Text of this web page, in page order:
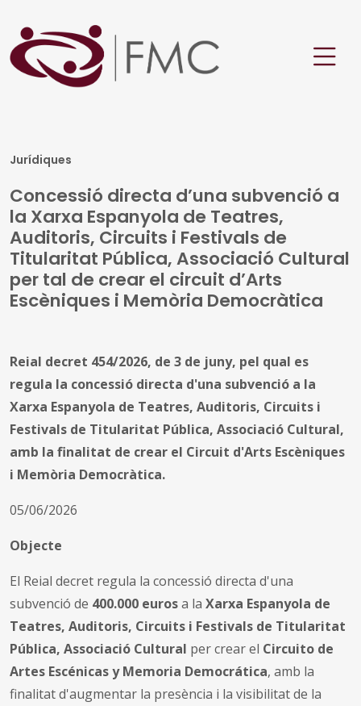
Jurídiques
Concessió directa d’una subvenció a
la Xarxa Espanyola de Teatres,
Auditoris, Circuits i Festivals de
Titularitat Pública, Associació Cultural
per tal de crear el circuit d’Arts
Escèniques i Memòria Democràtica
Reial decret 454/2026, de 3 de juny, pel qual es
regula la concessió directa d'una subvenció a la
Xarxa Espanyola de Teatres, Auditoris, Circuits i
Festivals de Titularitat Pública, Associació Cultural,
amb la finalitat de crear el Circuit d'Arts Escèniques
i Memòria Democràtica.
05/06/2026
Objecte
El Reial decret regula la concessió directa d'una
subvenció de 400.000 eurosa la Xarxa Espanyola de
Teatres, Auditoris, Circuits i Festivals de Titularitat
Pública, Associació Cultural per crear el Circuito de
Artes Escénicas y Memoria Democrática, amb la
finalitat d'augmentar la presència i la visibilitat de la